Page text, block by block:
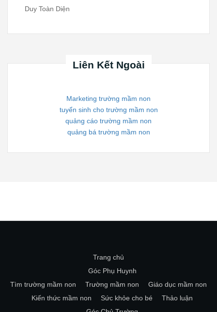
Duy Toàn Diện
Liên Kết Ngoài
Marketing trường mầm non
tuyển sinh cho trường mầm non
quảng cáo trường mầm non
quảng bá trường mầm non
Trang chủ
Góc Phụ Huynh
Tìm trường mầm non
Trường mầm non
Giáo dục mầm non
Kiến thức mầm non
Sức khỏe cho bé
Thảo luận